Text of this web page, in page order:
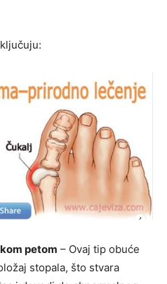
petom – Ovaj tip obuće
stopala, što stvara